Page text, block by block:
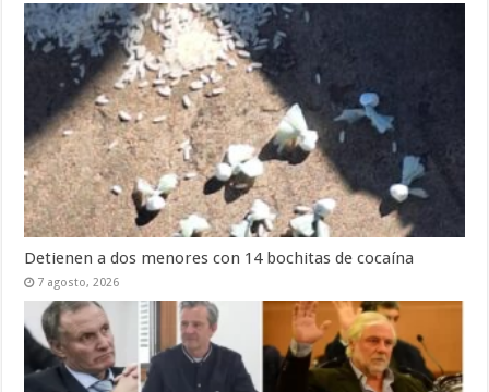
Detienen a dos menores con 14 bochitas de cocaína
7 agosto, 2026